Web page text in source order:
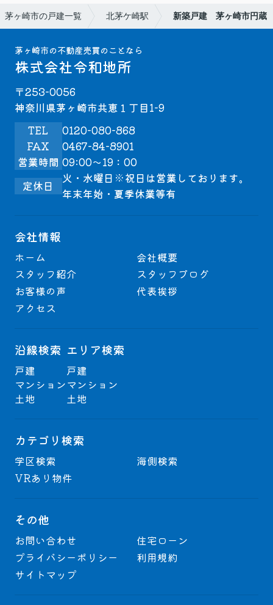
茅ヶ崎市の戸建一覧 北茅ケ崎駅 新築戸建 茅ヶ崎市円蔵
茅ヶ崎市の不動産売買のことなら
株式会社令和地所
〒253-0056
神奈川県茅ヶ崎市共恵１丁目1-9
TEL
0120-080-868
FAX
0467-84-8901
営業時間 09:00～19：00
定休日
火・水曜日※祝日は営業しております。
年末年始・夏季休業等有
会社情報
ホーム
会社概要
スタッフ紹介
スタッフブログ
お客様の声
代表挨拶
アクセス
沿線検索
戸建
マンション
土地
エリア検索
戸建
マンション
土地
カテゴリ検索
学区検索
海側検索
VRあり物件
その他
お問い合わせ
住宅ローン
プライバシーポリシー
利用規約
サイトマップ